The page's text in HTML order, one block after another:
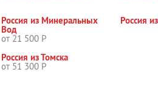
Россия из Минеральных
Вод
от 21 500 Р
Россия
Россия из Томска
от 51 300 Р